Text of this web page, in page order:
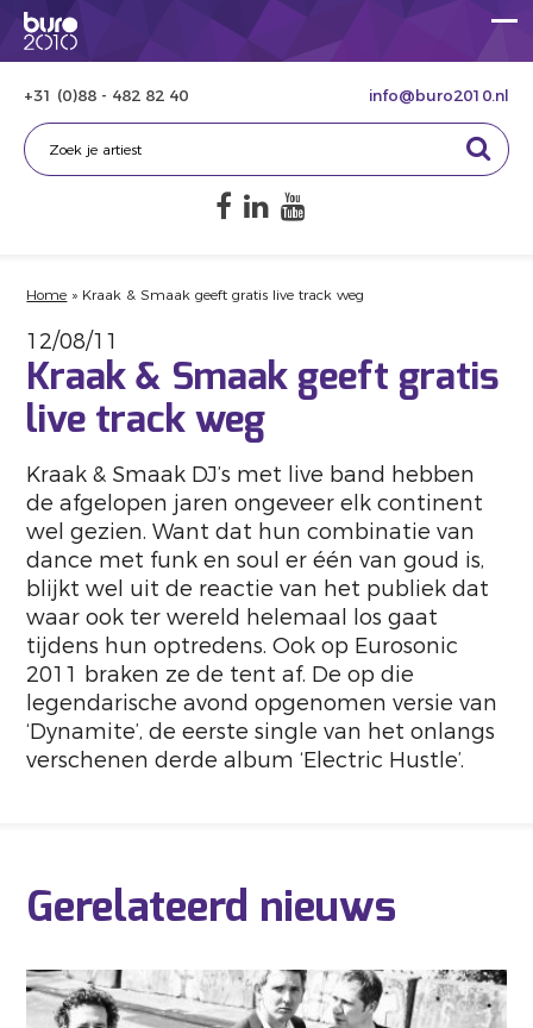
+31 (0)88 - 482 82 40 info@buro2010.nl
Home » Kraak & Smaak geeft gratis live track weg
12/08/11
Kraak & Smaak geeft gratis
live track weg
Kraak & Smaak DJ’s met live band hebben
de afgelopen jaren ongeveer elk continent
wel gezien. Want dat hun combinatie van
dance met funk en soul er één van goud is,
blijkt wel uit de reactie van het publiek dat
waar ook ter wereld helemaal los gaat
tijdens hun optredens. Ook op Eurosonic
2011 braken ze de tent af. De op die
legendarische avond opgenomen versie van
‘Dynamite’, de eerste single van het onlangs
verschenen derde album ‘Electric Hustle’.
Gerelateerd nieuws